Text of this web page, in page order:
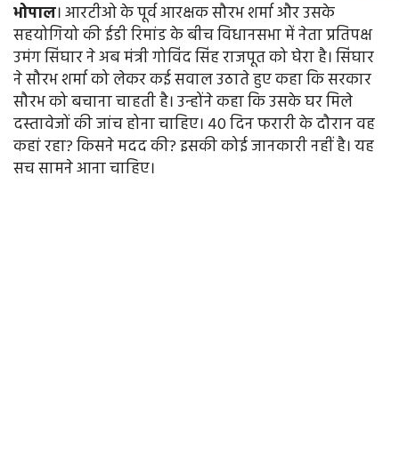
भोपाल। आरटीओ के पूर्व आरक्षक सौरभ शर्मा और उसके
सहयोगियो की ईडी रिमांड के बीच विधानसभा में नेता प्रतिपक्ष
उमंग सिंघार ने अब मंत्री गोविंद सिंह राजपूत को घेरा है। सिंघार
ने सौरभ शर्मा को लेकर कई सवाल उठाते हुए कहा कि सरकार
सौरभ को बचाना चाहती है। उन्होंने कहा कि उसके घर मिले
दस्तावेजों की जांच होना चाहिए। 40 दिन फरारी के दौरान वह
कहां रहा? किसने मदद की? इसकी कोई जानकारी नहीं है। यह
सच सामने आना चाहिए।